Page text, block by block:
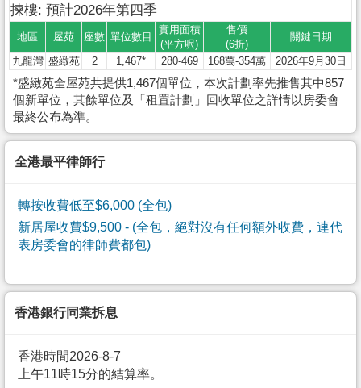
揀樓: 預計2026年第四季
地區 屋苑 座數 單位數目
實用面積
(平方呎)
售價
(6折)
關鍵日期
九龍灣 盛緻苑 2 1,467* 280-469 168萬-354萬 2026年9月30日
*盛緻苑全屋苑共提供1,467個單位，本次計劃率先推售其中857
個新單位，其餘單位及「租置計劃」回收單位之詳情以房委會
最終公布為準。
全港最平律師行
轉按收費低至$6,000 (全包)
新居屋收費$9,500 - (全包，絕對沒有任何額外收費，連代
表房委會的律師費都包)
香港銀行同業拆息
香港時間2026-8-7
上午11時15分的結算率。